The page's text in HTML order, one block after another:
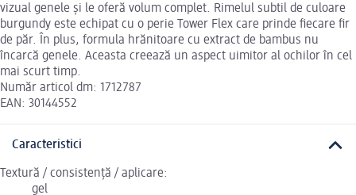
vizual genele și le oferă volum complet. Rimelul subtil de culoare
burgundy este echipat cu o perie Tower Flex care prinde fiecare fir
de păr. În plus, formula hrănitoare cu extract de bambus nu
încarcă genele. Aceasta creează un aspect uimitor al ochilor în cel
mai scurt timp.
Număr articol dm: 1712787
EAN: 30144552
Caracteristici
Textură / consistență / aplicare:
gel